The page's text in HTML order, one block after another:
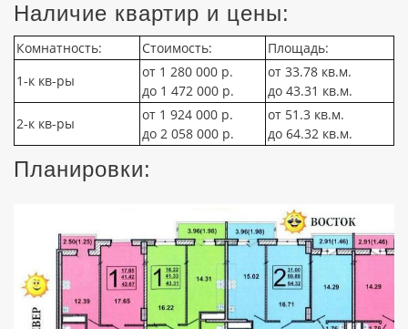
Наличие квартир и цены:
Комнатность: Стоимость:
Площадь:
1-к кв-ры
от 1 280 000 р.
до 1 472 000 р.
от 33.78 кв.м.
до 43.31 кв.м.
2-к кв-ры
от 1 924 000 р.
до 2 058 000 р.
от 51.3 кв.м.
до 64.32 кв.м.
Планировки: